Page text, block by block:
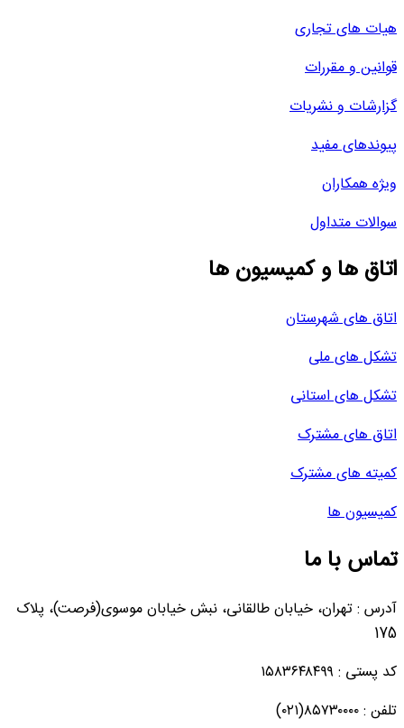
هیات های تجاری
قوانین و مقررات
گزارشات و نشریات
پیوندهای مفید
ویژه همکاران
سوالات متداول
اتاق ها و کمیسیون ها
اتاق های شهرستان
تشکل های ملی
تشکل های استانی
اتاق های مشترک
کمیته های مشترک
کمیسیون ها
تماس با ما
آدرس : تهران، خیابان طالقانی، نبش خیابان موسوی(فرصت)، پلاک
175
کد پستی : ۱۵۸۳۶۴۸۴۹۹
تلفن : ۸۵۷۳۰۰۰۰(۰۲۱)